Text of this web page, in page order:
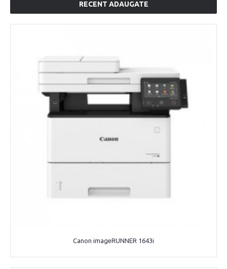
RECENT ADAUGATE
Canon imageRUNNER 1643i